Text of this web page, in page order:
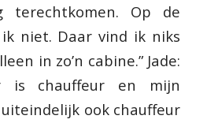
terechtkomen. Op de
niet. Daar vind ik niks
in zo’n cabine.” Jade:
is chauffeur en mijn
ook chauffeur